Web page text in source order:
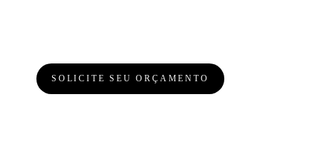
SOLICITE SEU ORÇAMENTO